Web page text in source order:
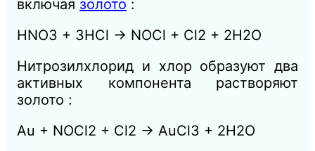
включая золото :
HNO3 + 3HCl → NOCl + Cl2 + 2H2O
Нитрозилхлорид и хлор образуют два
активных компонента растворяют
золото :
Au + NOCl2 + Cl2 → AuCl3 + 2H2O